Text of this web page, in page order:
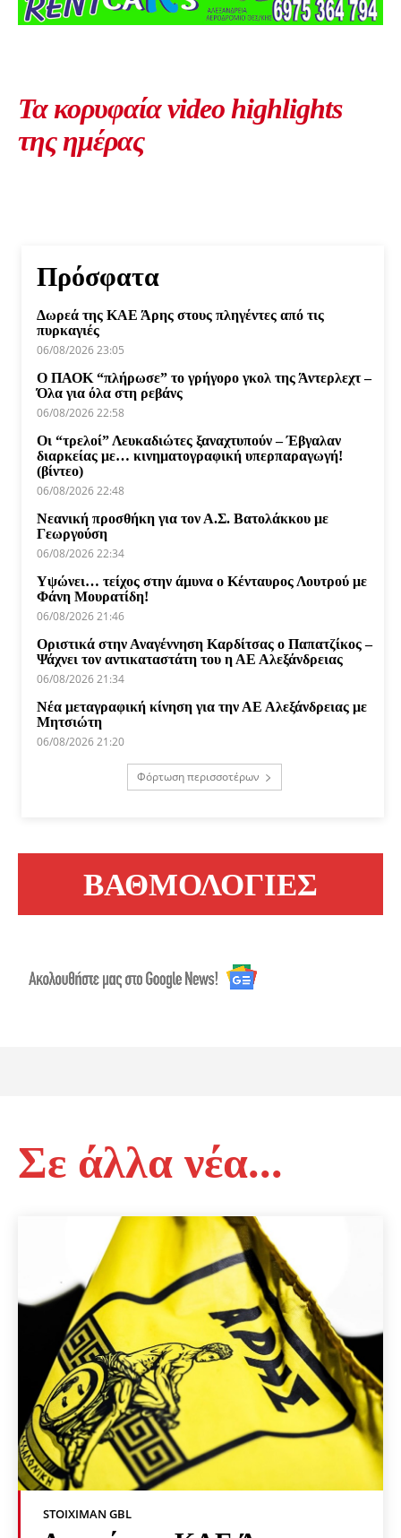
Τα κορυφαία video highlights
της ημέρας
Πρόσφατα
Δωρεά της ΚΑΕ Άρης στους πληγέντες από τις
πυρκαγιές
06/08/2026 23:05
Ο ΠΑΟΚ “πλήρωσε” το γρήγορο γκολ της Άντερλεχτ –
Όλα για όλα στη ρεβάνς
06/08/2026 22:58
Οι “τρελοί” Λευκαδιώτες ξαναχτυπούν – Έβγαλαν
διαρκείας με… κινηματογραφική υπερπαραγωγή!
(βίντεο)
06/08/2026 22:48
Νεανική προσθήκη για τον Α.Σ. Βατολάκκου με
Γεωργούση
06/08/2026 22:34
Υψώνει… τείχος στην άμυνα ο Κένταυρος Λουτρού με
Φάνη Μουρατίδη!
06/08/2026 21:46
Οριστικά στην Αναγέννηση Καρδίτσας ο Παπατζίκος –
Ψάχνει τον αντικαταστάτη του η ΑΕ Αλεξάνδρειας
06/08/2026 21:34
Νέα μεταγραφική κίνηση για την ΑΕ Αλεξάνδρειας με
Μητσιώτη
06/08/2026 21:20
Φόρτωση περισσοτέρων
ΒΑΘΜΟΛΟΓΙΕΣ
Σε άλλα νέα...
STOIXIMAN GBL